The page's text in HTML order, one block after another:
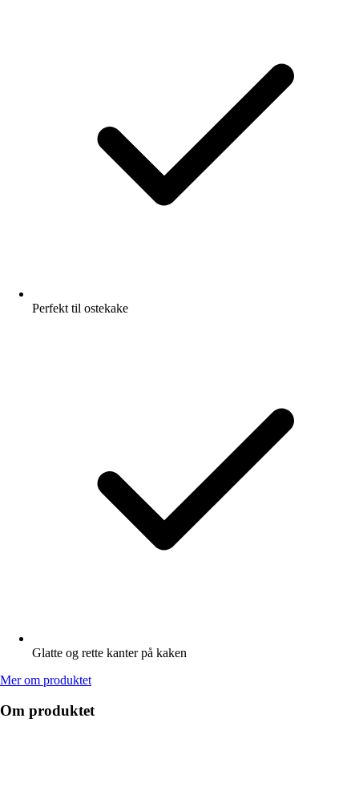
Perfekt til ostekake
Glatte og rette kanter på kaken
Mer om produktet
Om produktet